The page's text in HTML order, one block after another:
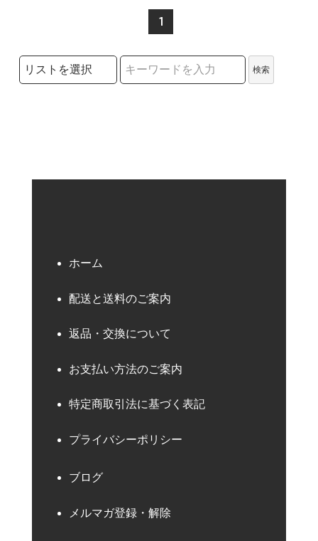
1
検索リストの選択
検索
ホーム
配送と送料のご案内
返品・交換について
お支払い方法のご案内
特定商取引法に基づく表記
プライバシーポリシー
ブログ
メルマガ登録・解除